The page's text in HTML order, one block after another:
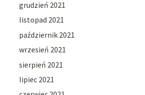
grudzień 2021
listopad 2021
październik 2021
wrzesień 2021
sierpień 2021
lipiec 2021